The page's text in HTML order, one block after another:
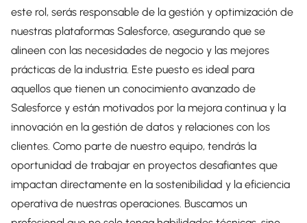
este rol, serás responsable de la gestión y optimización de
nuestras plataformas Salesforce, asegurando que se
alineen con las necesidades de negocio y las mejores
prácticas de la industria. Este puesto es ideal para
aquellos que tienen un conocimiento avanzado de
Salesforce y están motivados por la mejora continua y la
innovación en la gestión de datos y relaciones con los
clientes. Como parte de nuestro equipo, tendrás la
oportunidad de trabajar en proyectos desafiantes que
impactan directamente en la sostenibilidad y la eficiencia
operativa de nuestras operaciones. Buscamos un